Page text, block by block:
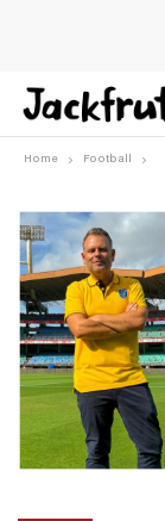
Home Football